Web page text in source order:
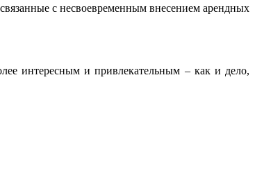
с несвоевременным внесением арендных
интересным и привлекательным – как и дело,